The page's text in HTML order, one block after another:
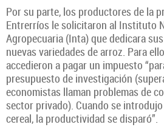
Por su parte, los productores de la
Entrerríos le solicitaron al Instituto
Agropecuaria (Inta) que dedicara
nuevas variedades de arroz. Para
accedieron a pagar un impuesto
presupuesto de investigación
economistas llaman problemas de
sector privado). Cuando se
cereal, la productividad se disparó”.